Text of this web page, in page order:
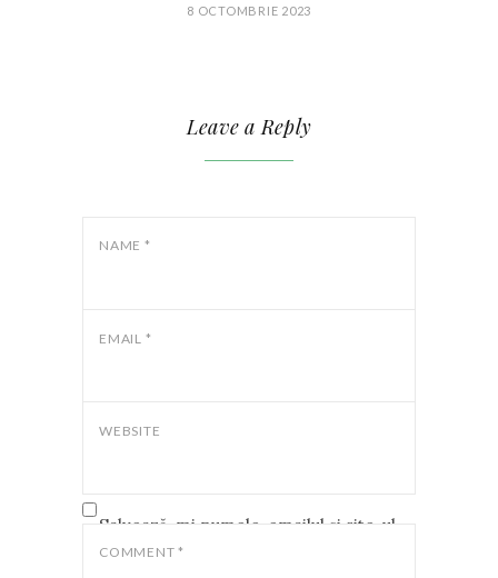
8 OCTOMBRIE 2023
Leave a Reply
NAME *
EMAIL *
WEBSITE
Salvează-mi numele, emailul și site-ul
web în acest navigator pentru data
COMMENT *